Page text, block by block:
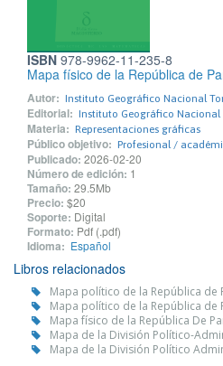
ISBN 978-9962-11-235-8
Mapa físico de la República de
Autor: Instituto Geográfico Nacional
Editorial: Instituto Geográfico Nacional
Materia: Representaciones gráficas
Público objetivo: Profesional /
Publicado: 2026-02-20
Número de edición: 1
Tamaño: 29.5Mb
Precio: $20
Soporte: Digital
Formato: Pdf (.pdf)
Idioma: Español
Libros relacionados
Mapa político de la República de
Mapa político de la República de
Mapa físico de la República De
Mapa de la División Político-
Mapa de la División Político